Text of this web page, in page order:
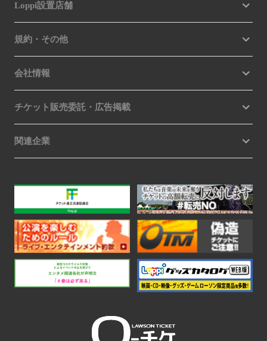
Loppi設置店舗
規約・その他
会社情報
チケット販売委託・広告掲載
関連企業